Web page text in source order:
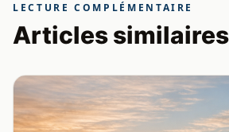
LECTURE COMPLÉMENTAIRE
Articles similaires